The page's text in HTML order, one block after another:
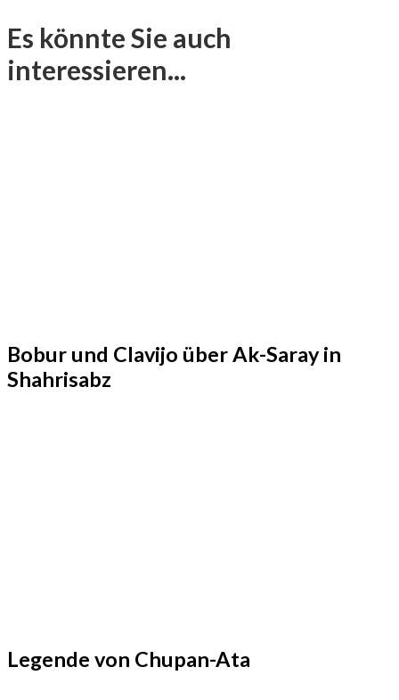
Es könnte Sie auch
interessieren...
Bobur und Clavijo über Ak-Saray in
Shahrisabz
Legende von Chupan-Ata